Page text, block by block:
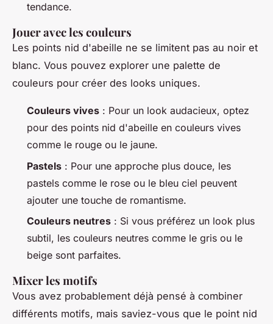
tendance.
Jouer avec les couleurs
Les points nid d'abeille ne se limitent pas au noir et
blanc. Vous pouvez explorer une palette de
couleurs pour créer des looks uniques.
Couleurs vives : Pour un look audacieux, optez
pour des points nid d'abeille en couleurs vives
comme le rouge ou le jaune.
Pastels : Pour une approche plus douce, les
pastels comme le rose ou le bleu ciel peuvent
ajouter une touche de romantisme.
Couleurs neutres : Si vous préférez un look plus
subtil, les couleurs neutres comme le gris ou le
beige sont parfaites.
Mixer les motifs
Vous avez probablement déjà pensé à combiner
différents motifs, mais saviez-vous que le point nid